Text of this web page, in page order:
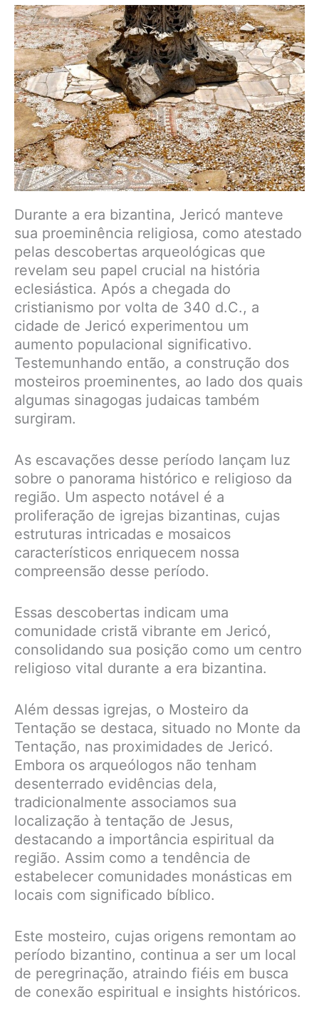
Durante a era bizantina, Jericó manteve
sua proeminência religiosa, como atestado
pelas descobertas arqueológicas que
revelam seu papel crucial na história
eclesiástica. Após a chegada do
cristianismo por volta de 340 d.C., a
cidade de Jericó experimentou um
aumento populacional significativo.
Testemunhando então, a construção dos
mosteiros proeminentes, ao lado dos quais
algumas sinagogas judaicas também
surgiram.
As escavações desse período lançam luz
sobre o panorama histórico e religioso da
região. Um aspecto notável é a
proliferação de igrejas bizantinas, cujas
estruturas intricadas e mosaicos
característicos enriquecem nossa
compreensão desse período.
Essas descobertas indicam uma
comunidade cristã vibrante em Jericó,
consolidando sua posição como um centro
religioso vital durante a era bizantina.
Além dessas igrejas, o Mosteiro da
Tentação se destaca, situado no Monte da
Tentação, nas proximidades de Jericó.
Embora os arqueólogos não tenham
desenterrado evidências dela,
tradicionalmente associamos sua
localização à tentação de Jesus,
destacando a importância espiritual da
região. Assim como a tendência de
estabelecer comunidades monásticas em
locais com significado bíblico.
Este mosteiro, cujas origens remontam ao
período bizantino, continua a ser um local
de peregrinação, atraindo fiéis em busca
de conexão espiritual e insights históricos.